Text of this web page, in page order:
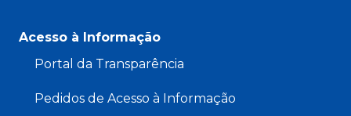
Acesso à Informação
Portal da Transparência
Pedidos de Acesso à Informação